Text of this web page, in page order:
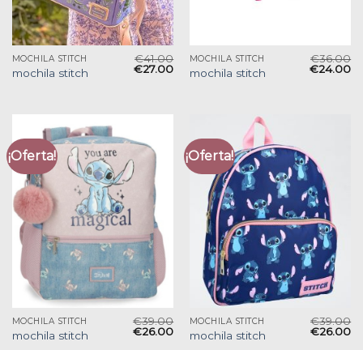
MOCHILA STITCH
mochila stitch
€41.00
€27.00
MOCHILA STITCH
mochila stitch
€36.00
€24.00
¡Oferta!
MOCHILA STITCH
mochila stitch
€39.00
€26.00
¡Oferta!
MOCHILA STITCH
mochila stitch
€39.00
€26.00